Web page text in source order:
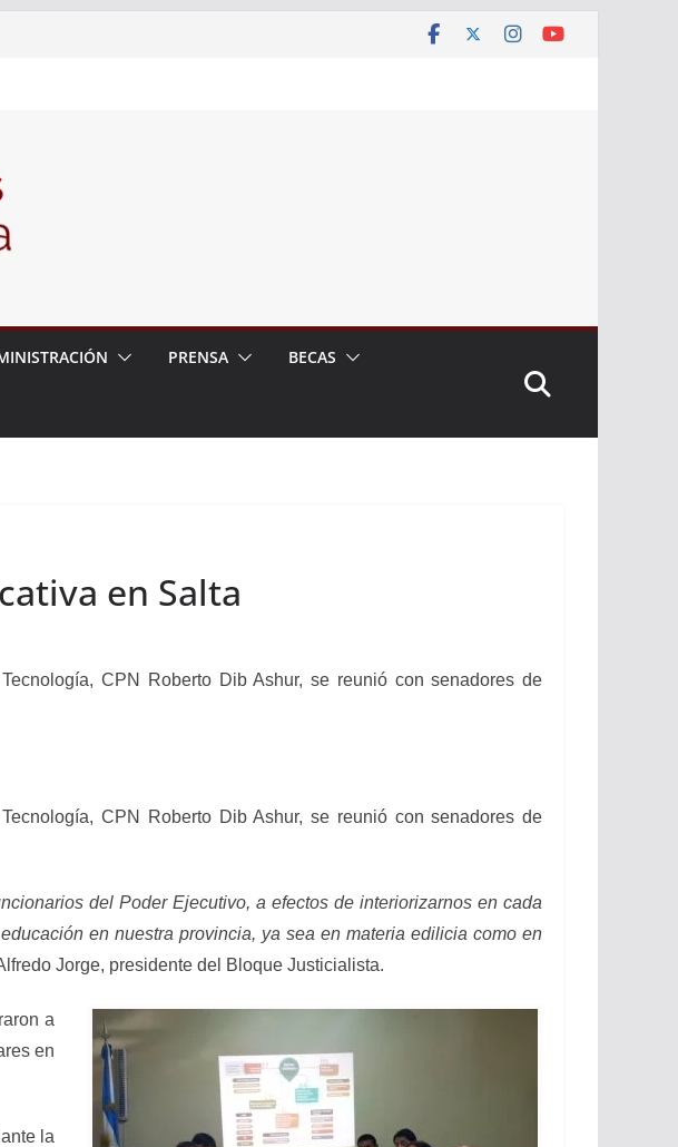
PRENSA BECAS
en Salta
CPN Roberto Dib Ashur, se reunió con senadores de
CPN Roberto Dib Ashur, se reunió con senadores de
del Poder Ejecutivo, a efectos de interiorizarnos en cada
en nuestra provincia, ya sea en materia edilicia como en
Jorge, presidente del Bloque Justicialista.
a
en
la